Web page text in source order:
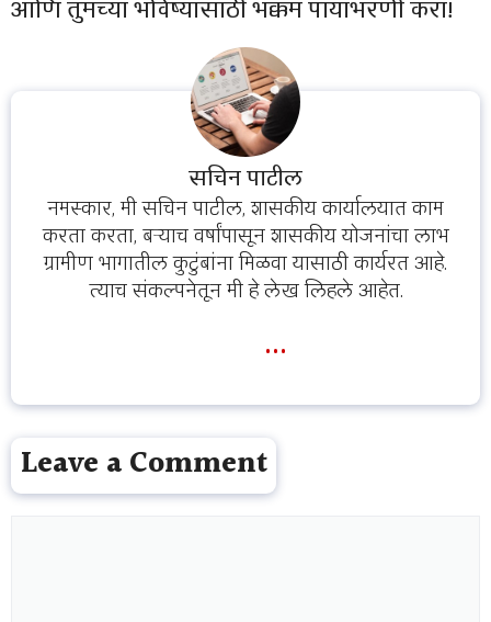
आणि तुमच्या भविष्यासाठी भक्कम पायाभरणी करा!
सचिन पाटील
नमस्कार, मी सचिन पाटील, शासकीय कार्यालयात काम
करता करता, बऱ्याच वर्षांपासून शासकीय योजनांचा लाभ
ग्रामीण भागातील कुटुंबांना मिळवा यासाठी कार्यरत आहे.
त्याच संकल्पनेतून मी हे लेख लिहले आहेत.
...
Leave a Comment